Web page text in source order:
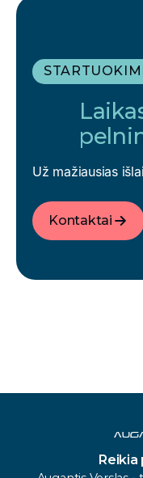
Už mažiausias
Kontaktai
Reikia